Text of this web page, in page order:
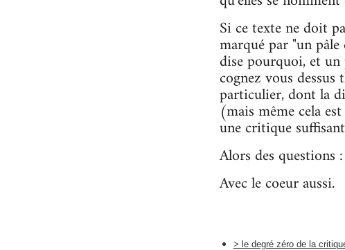
Si ce texte ne doit
marqué par "un
dise pourquoi, et
cognez vous
particulier, dont la
(mais même cela
une critique
Alors des questions
Avec le coeur aussi.
> le degré zéro de la